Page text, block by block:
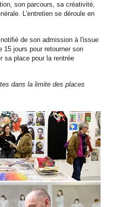
son parcours, sa créativité,
L'entretien se déroule en
de son admission à l'issue
15 jours pour retourner son
sa place pour la rentrée
dans la limite des places